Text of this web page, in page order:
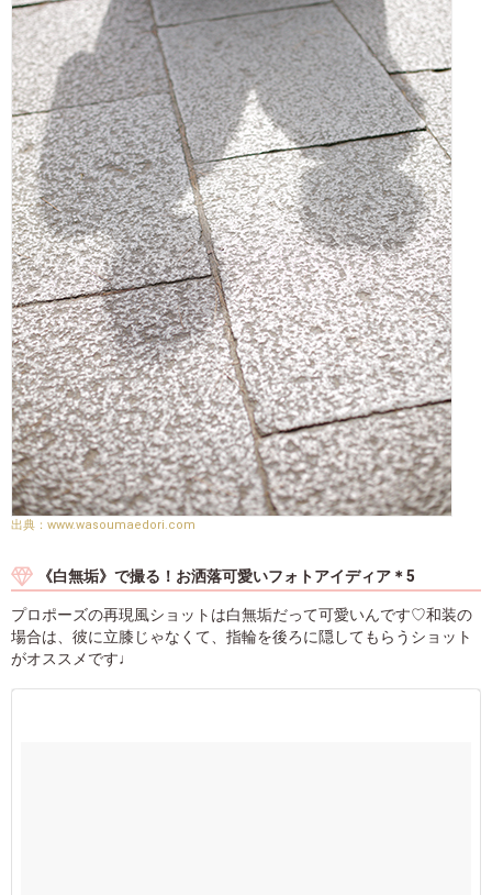
www.wasoumaedori.com
《白無垢》で撮る！お洒落可愛いフォトアイディア＊5
プロポーズの再現風ショットは白無垢だって可愛いんです♡和装の
場合は、彼に立膝じゃなくて、指輪を後ろに隠してもらうショット
がオススメです♩